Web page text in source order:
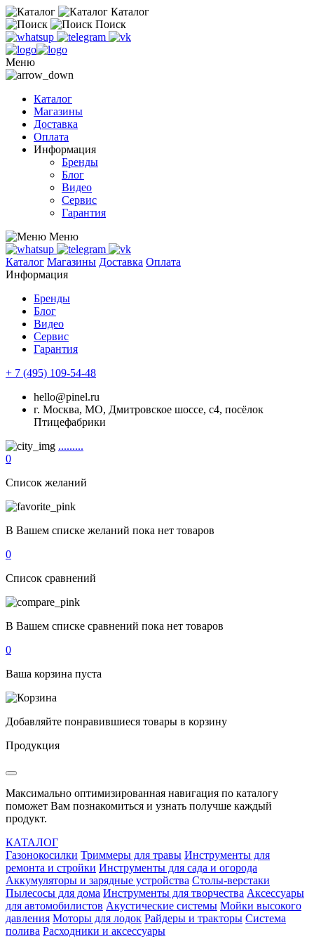
Каталог
Поиск
Меню
Каталог
Магазины
Доставка
Оплата
Информация
Бренды
Блог
Видео
Сервис
Гарантия
Меню
Каталог Магазины Доставка Оплата
Информация
Бренды
Блог
Видео
Сервис
Гарантия
+ 7 (495) 109-54-48
hello@pinel.ru
г. Москва, МО, Дмитровское шоссе, с4, посёлок
Птицефабрики
.........
0
Список желаний
В Вашем списке желаний пока нет товаров
0
Список сравнений
В Вашем списке сравнений пока нет товаров
0
Ваша корзина пуста
Добавляйте понравившиеся товары в корзину
Продукция
Максимально оптимизированная навигация по каталогу
поможет Вам познакомиться и узнать получше каждый
продукт.
КАТАЛОГ
Газонокосилки Триммеры для травы Инструменты для
ремонта и стройки Инструменты для сада и огорода
Аккумуляторы и зарядные устройства Столы-верстаки
Пылесосы для дома Инструменты для творчества Аксессуары
для автомобилистов Акустические системы Мойки высокого
давления Моторы для лодок Райдеры и тракторы Система
полива Расходники и аксессуары